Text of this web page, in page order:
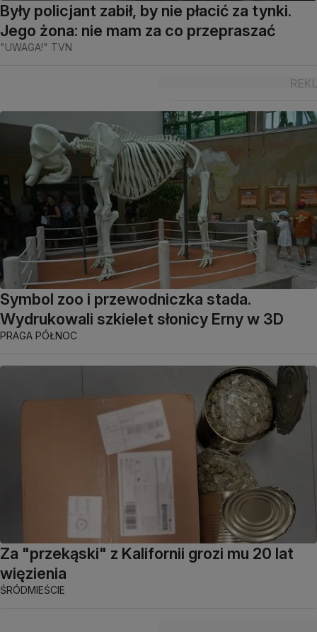
Były policjant zabił, by nie płacić za tynki.
Jego żona: nie mam za co przepraszać
"UWAGA!" TVN
Symbol zoo i przewodniczka stada.
Wydrukowali szkielet słonicy Erny w 3D
PRAGA PÓŁNOC
Za "przekąski" z Kalifornii grozi mu 20 lat
więzienia
ŚRÓDMIEŚCIE